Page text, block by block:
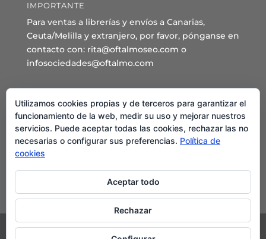
IMPORTANTE
Para ventas a librerías y envíos a Canarias,
Ceuta/Melilla y extranjero, por favor, pónganse en
contacto con: rita@oftalmoseo.com o
infosociedades@oftalmo.com
Sede Administrativa y Secretaría General
C/ Arcipreste de Hita 14 – 1º Derecha.
28015 – Madrid
Teléfono: 91 544 80 35 - 91 544 58 79
Mail:
Utilizamos cookies propias y de terceros para garantizar el
funcionamiento de la web, medir su uso y mejorar nuestros
servicios. Puede aceptar todas las cookies, rechazar las no
necesarias o configurar sus preferencias. Política de
cookies
Aceptar todo
Rechazar